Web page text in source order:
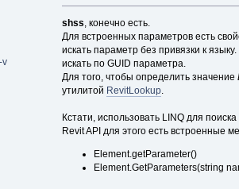
shss, конечно есть.
Для встроенных параметров есть
искать параметр без привязки к
искать по GUID параметра.
Для того, чтобы определить значение
утилитой RevitLookup.
Кстати, использовать LINQ для
Revit API для этого есть встроенные
Element.getParameter()
Element.GetParameters(string